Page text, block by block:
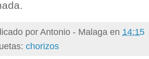
porAntonio - Malaga en 14:15
chorizos